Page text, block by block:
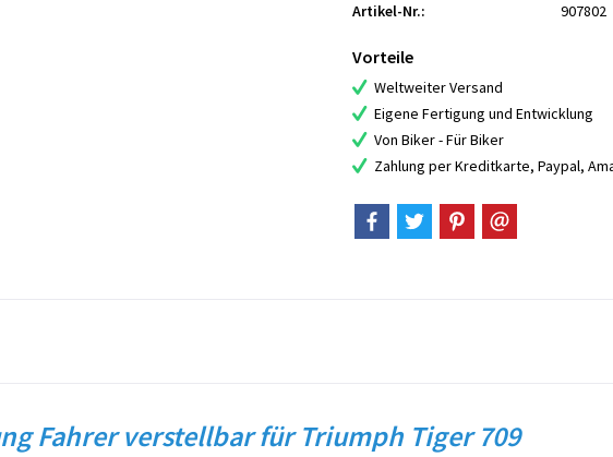
Artikel-Nr.: 907802
Vorteile
Weltweiter Versand
Eigene Fertigung und Entwicklung
Von Biker - Für Biker
Zahlung per Kreditkarte, Paypal,
Fahrer verstellbar für Triumph Tiger 709